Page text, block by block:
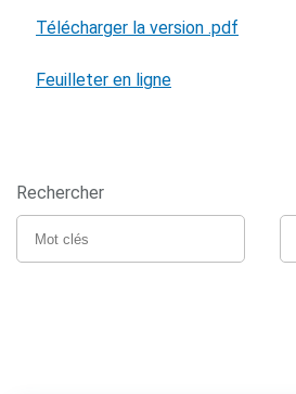
Télécharger la version .pdf
Feuilleter en ligne
Rechercher